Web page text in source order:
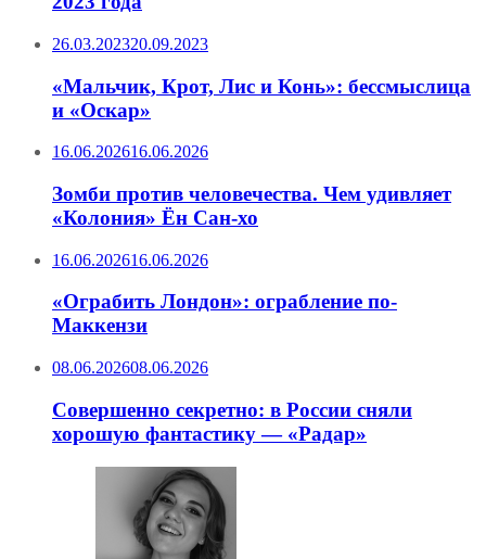
26.03.202320.09.2023
«Мальчик, Крот, Лис и Конь»: бессмыслица
и «Оскар»
16.06.202616.06.2026
Зомби против человечества. Чем удивляет
«Колония» Ён Сан-хо
16.06.202616.06.2026
«Ограбить Лондон»: ограбление по-
Маккензи
08.06.202608.06.2026
Совершенно секретно: в России сняли
хорошую фантастику — «Радар»